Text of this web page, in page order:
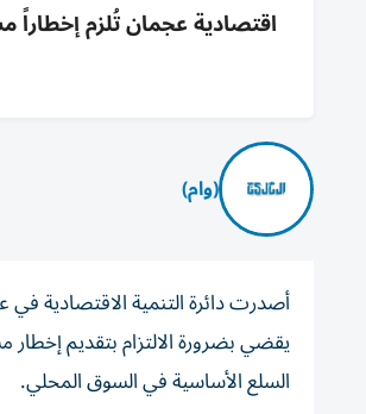
(وام)
أصدرت دائرة التنمية الاقتصادية في
يقضي بضرورة الالتزام بتقديم
السلع الأساسية في السوق المحلي.